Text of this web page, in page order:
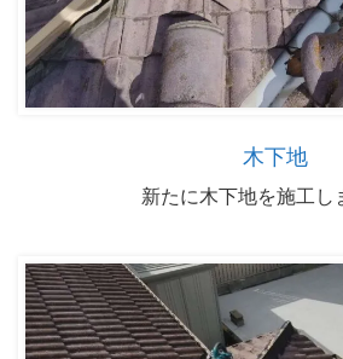
木下地
新たに木下地を施工し